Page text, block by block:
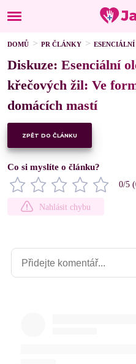
DOMŮ PR ČLÁNKY
Diskuze: Esenciální
křečových žil: Ve
domácích mastí
ZPĚT DO ČLÁNKU
Co si myslíte o článku?
0/5 (
Nahlásit chybu